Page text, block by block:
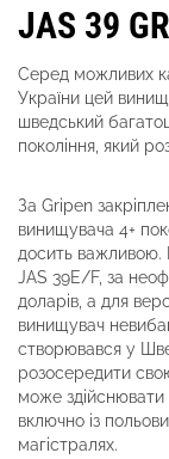
JAS 39
Серед можливих
України цей
шведський
покоління, який
За Gripen
винищувача 4+
досить важливою.
JAS 39E/F, за
доларів, а для
винищувач
створювався у
розосередити свою
може здійснювати
включно із
магістралях.